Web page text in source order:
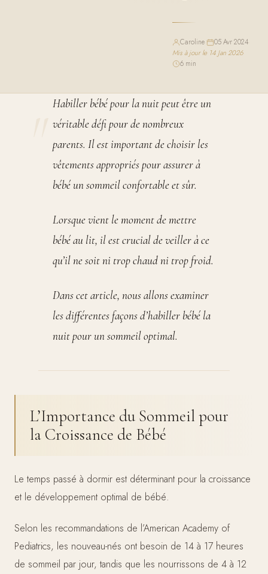
Caroline 05 Avr 2024
Mis à jour le 14 Jan 2026·
6 min
Habiller bébé pour la nuit peut être un
véritable défi pour de nombreux
parents. Il est important de choisir les
vêtements appropriés pour assurer à
bébé un sommeil confortable et sûr.
Lorsque vient le moment de mettre
bébé au lit, il est crucial de veiller à ce
qu’il ne soit ni trop chaud ni trop froid.
Dans cet article, nous allons examiner
les différentes façons d’habiller bébé la
nuit pour un sommeil optimal.
L’Importance du Sommeil pour
la Croissance de Bébé
Le temps passé à dormir est déterminant pour la croissance
et le développement optimal de bébé.
Selon les recommandations de l’American Academy of
Pediatrics, les nouveau-nés ont besoin de 14 à 17 heures
de sommeil par jour, tandis que les nourrissons de 4 à 12